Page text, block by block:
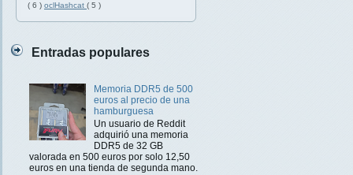
( 6 ) oclHashcat ( 5 )
Entradas populares
Memoria DDR5 de 500
euros al precio de una
hamburguesa
Un usuario de Reddit
adquirió una memoria
DDR5 de 32 GB
valorada en 500 euros por solo 12,50
euros en una tienda de segunda mano.